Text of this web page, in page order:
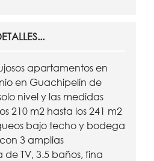
apartamentos en
en Guachipelín de
nivel y las medidas
210 m2 hasta los 241 m2
bajo techo y bodega
3 amplias
TV, 3.5 baños, fina